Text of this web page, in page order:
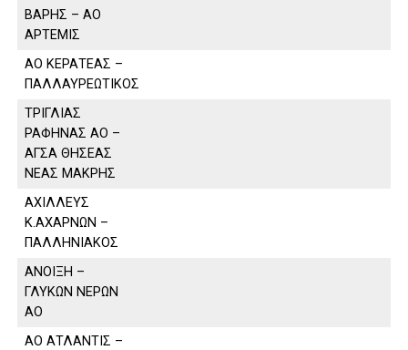
ΒΑΡΗΣ – ΑΟ
ΑΡΤΕΜΙΣ
ΑΟ ΚΕΡΑΤΕΑΣ –
ΠΑΛΛΑΥΡΕΩΤΙΚΟΣ
ΤΡΙΓΛΙΑΣ
ΡΑΦΗΝΑΣ ΑΟ –
ΑΓΣΑ ΘΗΣΕΑΣ
ΝΕΑΣ ΜΑΚΡΗΣ
ΑΧΙΛΛΕΥΣ
Κ.ΑΧΑΡΝΩΝ –
ΠΑΛΛΗΝΙΑΚΟΣ
ΑΝΟΙΞΗ –
ΓΛΥΚΩΝ ΝΕΡΩΝ
ΑΟ
ΑΟ ΑΤΛΑΝΤΙΣ –